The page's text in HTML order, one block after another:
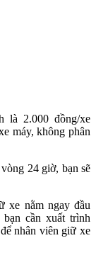
là 2.000 đồng/xe
máy, không phân
24 giờ, bạn sẽ
xe nằm ngay đầu
cần xuất trình
nhân viên giữ xe